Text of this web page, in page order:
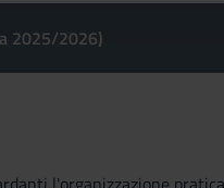
2025/2026)